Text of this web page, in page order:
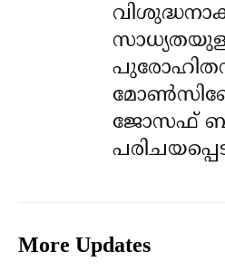
ജോസഫ്
More Updates